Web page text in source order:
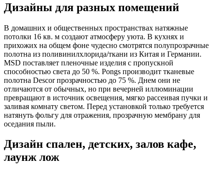
Дизайны для разных помещений
В домашних и общественных пространствах натяжные
потолки 16 кв. м создают атмосферу уюта. В кухнях и
прихожих на общем фоне чудесно смотрятся полупрозрачные
полотна из поливинилхлорида/ткани из Китая и Германии.
MSD поставляет пленочные изделия с пропускной
способностью света до 50 %. Pongs производит тканевые
полотна Descor прозрачностью до 75 %. Днем они не
отличаются от обычных, но при вечерней иллюминации
превращают в источник освещения, мягко рассеивая пучки и
заливая комнату светом. Перед установкой только требуется
натянуть фольгу для отражения, прозрачную мембрану для
оседания пыли.
Дизайн спален, детских, залов кафе,
лаунж лож